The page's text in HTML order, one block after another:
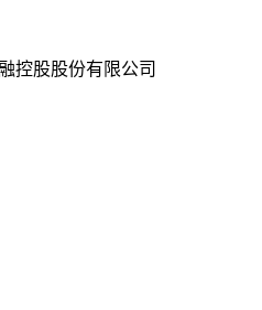
控股股份有限公司